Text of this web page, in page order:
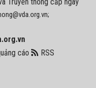
cáo RSS